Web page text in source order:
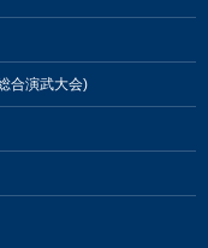
合演武大会)